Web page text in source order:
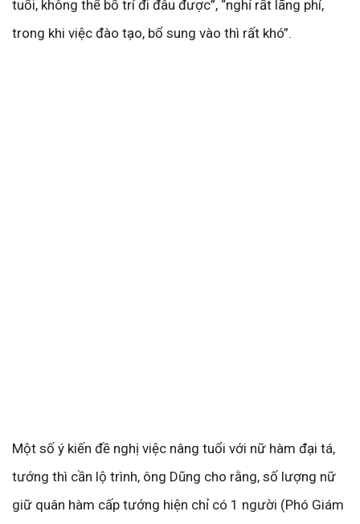
tuổi, không thể bố trí đi đâu được”, “nghỉ rất lãng phí,
trong khi việc đào tạo, bổ sung vào thì rất khó”.
Một số ý kiến đề nghị việc nâng tuổi với nữ hàm đại tá,
tướng thì cần lộ trình, ông Dũng cho rằng, số lượng nữ
giữ quân hàm cấp tướng hiện chỉ có 1 người (Phó Giám